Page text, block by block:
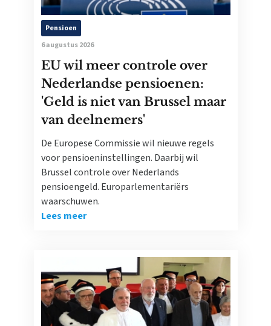
Pensioen
6 augustus 2026
EU wil meer controle over
Nederlandse pensioenen:
'Geld is niet van Brussel maar
van deelnemers'
De Europese Commissie wil nieuwe regels
voor pensioeninstellingen. Daarbij wil
Brussel controle over Nederlands
pensioengeld. Europarlementariërs
waarschuwen.
Lees meer